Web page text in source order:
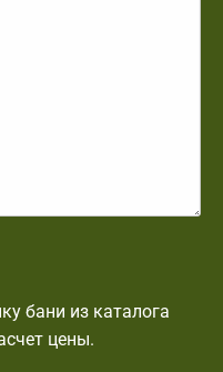
бани из каталога
цены.